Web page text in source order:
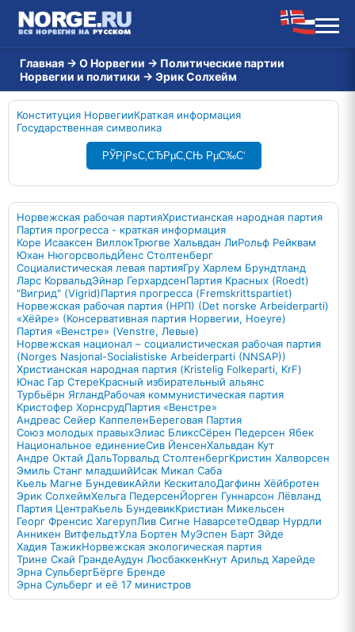
Главная → О Норвегии → Политические партии
Норвегии и политики → Эрик Солхейм
Конституция НорвегииКраткая информация
Государственная символика
РЎРјРѕС‚СЂРµС‚СЊ РµС‰С‘
Норвежская рабочая партияХристианская народная партия
Партия прогресса - краткая информация
Коре Исааксен ВиллокТрюгве Хальвдан ЛиРольф Рейквам
Юхан НюгорсвольдЙенс Столтенберг
Социалистическая левая партияГру Харлем Брундтланд
Ларс КорвальдЭйнар ГерхардсенПартия Красных (Roedt)
"Вигрид" (Vigrid)Партия прогресса (Fremskrittspartiet)
Норвежская рабочая партия (НРП) (Det norske Arbeiderparti)
«Хёйре» (Консервативная партия Норвегии, Hoeyre)
Партия «Венстре» (Venstre, Левые)
Норвежская национал – социалистическая рабочая партия
(Norges Nasjonal-Socialistiske Arbeiderparti (NNSAP))
Христианская народная партия (Kristelig Folkeparti, KrF)
Юнас Гар СтереКрасный избирательный альянс
Турбьёрн ЯгландРабочая коммунистическая партия
Кристофер ХорнсрудПартия «Венстре»
Андреас Сейер КаппеленБереговая Партия
Союз молодых правыхЭлиас БликсСёрен Педерсен Ябек
Национальное единениеСив ЙенсенХальвдан Кут
Андре Октай ДальТорвальд СтолтенбергКристин Халворсен
Эмиль Станг младшийИсак Микал Саба
Кьель Магне БундевикАйли КескиталоДагфинн Хёйбротен
Эрик СолхеймХельга ПедерсенЙорген Гуннарсон Лёвланд
Партия ЦентраКьель БундевикКристиан Микельсен
Георг Френсис ХагерупЛив Сигне НаварсетеОдвар Нурдли
Анникен ВитфельдтУла Бортен МуЭспен Барт Эйде
Хадия ТажикНорвежская экологическая партия
Трине Скай ГрандеАудун ЛюсбаккенКнут Арильд Харейде
Эрна СульбергБёрге Бренде
Эрна Сульберг и её 17 министров